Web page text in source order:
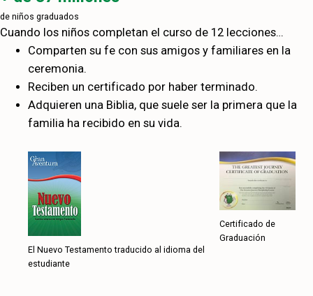
de niños graduados
Cuando los niños completan el curso de 12 lecciones…
Comparten su fe con sus amigos y familiares en la
ceremonia.
Reciben un certificado por haber terminado.
Adquieren una Biblia, que suele ser la primera que la
familia ha recibido en su vida.
El Nuevo Testamento traducido al idioma del
estudiante
Certificado de
Graduación